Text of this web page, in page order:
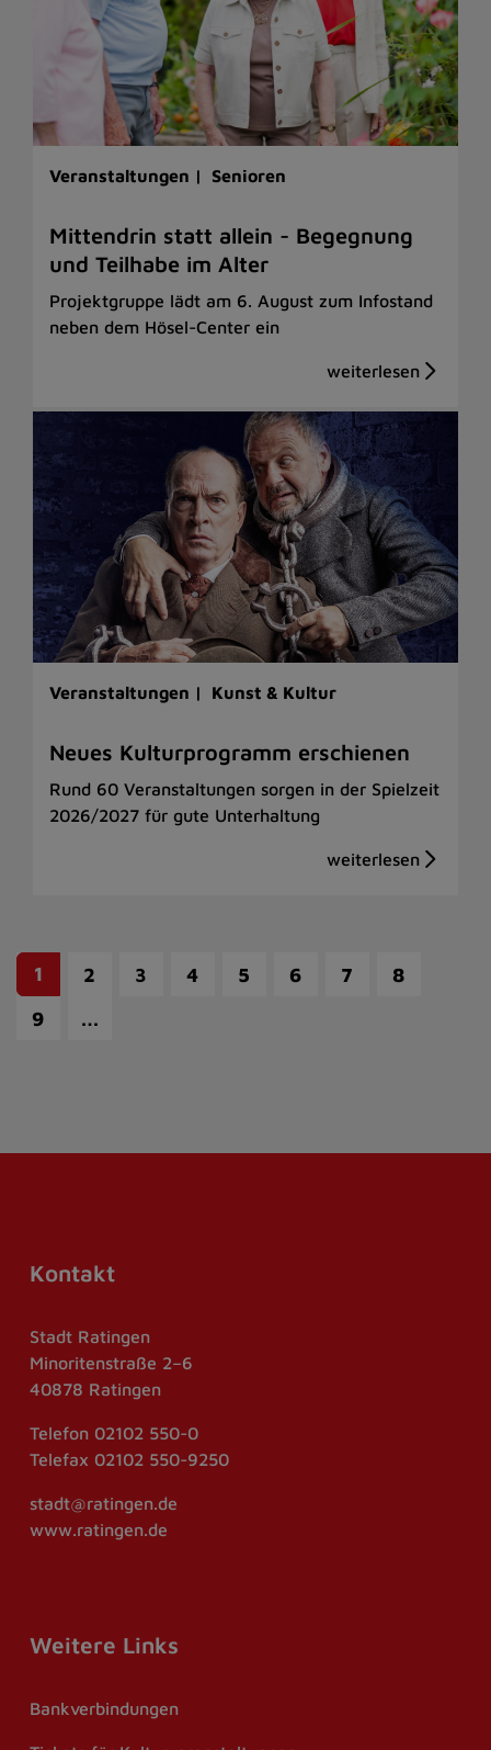
Veranstaltungen | Senioren
Mittendrin statt allein - Begegnung
und Teilhabe im Alter
Projektgruppe lädt am 6. August zum Infostand
neben dem Hösel-Center ein
Veranstaltungen | Kunst & Kultur
Neues Kulturprogramm erschienen
Rund 60 Veranstaltungen sorgen in der Spielzeit
2026/2027 für gute Unterhaltung
1 2 3 4 5 6 7
8
9
…
Kontakt
Stadt Ratingen
Minoritenstraße 2–6
40878 Ratingen
Telefon 02102 550-0
Telefax 02102 550-9250
stadt@ratingen.de
www.ratingen.de
Weitere Links
Bankverbindungen